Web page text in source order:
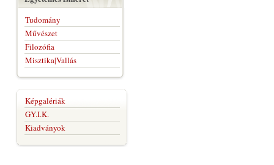
Tudomány
Művészet
Filozófia
Misztika|Vallás
Képgalériák
GY.I.K.
Kiadványok